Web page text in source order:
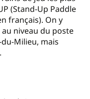
(Stand-Up Paddle
français). On y
niveau du poste
du-Milieu, mais